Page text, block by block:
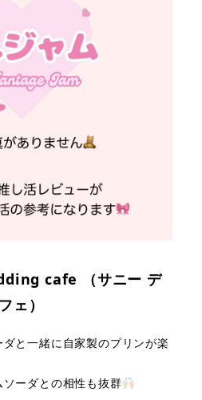
cafe （サニー デ
ェ）
と一緒に 自家製のプリンが楽
ーダとの相性も抜群